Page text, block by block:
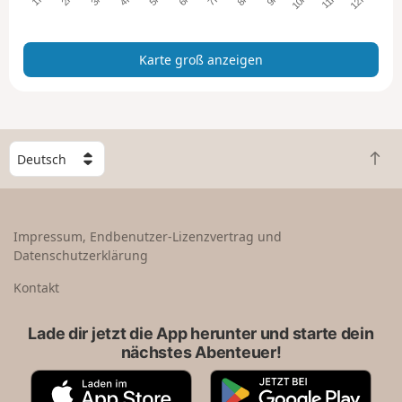
z
i
Karte groß anzeigen
W
ä
h
e
n
Z
u
Impressum, Endbenutzer-Lizenzvertrag und
Datenschutzerklärung
Kontakt
Lade dir jetzt die App herunter und starte dein
nächstes Abenteuer!
A
G